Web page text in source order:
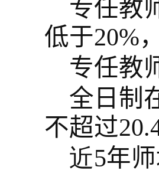
专任教
低于20%，
专任教
全日制
不超过
近5年